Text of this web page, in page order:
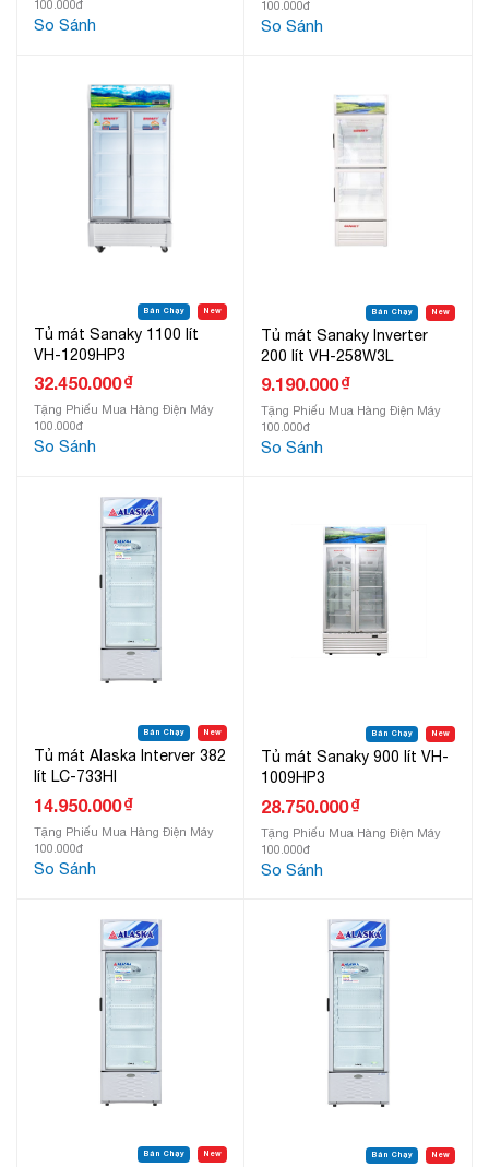
100.000đ
So Sánh
100.000đ
So Sánh
Bán Chạy New
Tủ mát Sanaky 1100 lít
VH-1209HP3
32.450.000₫
Tặng Phiếu Mua Hàng Điện Máy
100.000đ
So Sánh
Bán Chạy New
Tủ mát Sanaky Inverter
200 lít VH-258W3L
9.190.000₫
Tặng Phiếu Mua Hàng Điện Máy
100.000đ
So Sánh
Bán Chạy New
Tủ mát Alaska Interver 382
lít LC-733HI
14.950.000₫
Tặng Phiếu Mua Hàng Điện Máy
100.000đ
So Sánh
Bán Chạy New
Tủ mát Sanaky 900 lít VH-
1009HP3
28.750.000₫
Tặng Phiếu Mua Hàng Điện Máy
100.000đ
So Sánh
Bán Chạy New Bán Chạy New